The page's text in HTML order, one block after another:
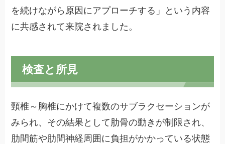
を続けながら原因にアプローチする」という内容
に共感されて来院されました。
検査と所見
頸椎～胸椎にかけて複数のサブラクセーションが
みられ、その結果として肋骨の動きが制限され、
肋間筋や肋間神経周囲に負担がかかっている状態